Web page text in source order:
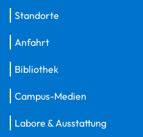
Standorte
Anfahrt
Bibliothek
Campus-Medien
Labore & Ausstattung